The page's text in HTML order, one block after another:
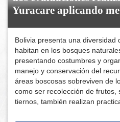
Yuracare aplicando
Bolivia presenta una diversidad
habitan en los bosques
presentando costumbres y
manejo y conservación del
áreas boscosas sobreviven de
como ser recolección de frutos,
tiernos, también realizan